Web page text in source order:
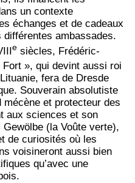
un contexte
échanges et de cadeaux
ambassades.
e siècles, Frédéric-
», qui devint aussi roi
fera de Dresde
Souverain absolutiste
et protecteur des
aux sciences et son
(la Voûte verte),
de curiosités où les
voisineront aussi bien
qu’avec une